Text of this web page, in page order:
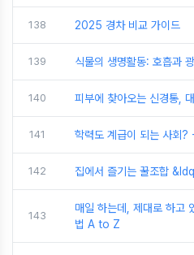
138 2025 경차 비교 가이드
139 식물의 생명활동: 호흡과
140 피부에 찾아오는 신경통,
141 학력도 계급이 되는 사회?
142 집에서 즐기는 꿀조합
143
매일 하는데, 제대로 하고
법 A to Z